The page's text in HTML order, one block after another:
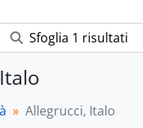
Sfoglia 1 risultati
Allegrucci, Italo